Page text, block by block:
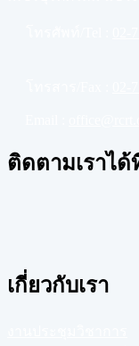
ติดตามเราได้
เกี่ยวกับเรา